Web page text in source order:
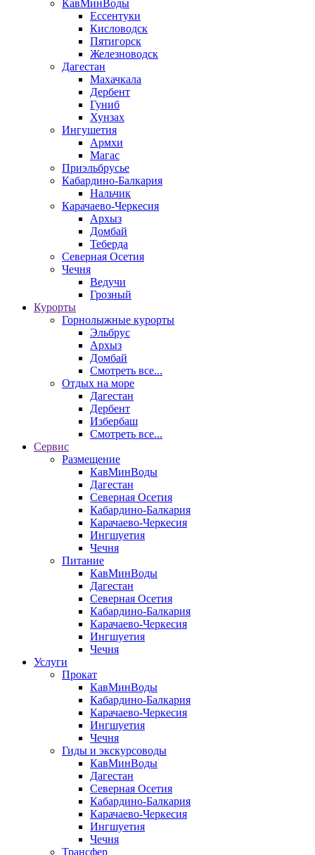
КавМинВоды
Ессентуки
Кисловодск
Пятигорск
Железноводск
Дагестан
Махачкала
Дербент
Гуниб
Хунзах
Ингушетия
Армхи
Магас
Приэльбрусье
Кабардино-Балкария
Нальчик
Карачаево-Черкесия
Архыз
Домбай
Теберда
Северная Осетия
Чечня
Ведучи
Грозный
Курорты
Горнолыжные курорты
Эльбрус
Архыз
Домбай
Смотреть все...
Отдых на море
Дагестан
Дербент
Избербаш
Смотреть все...
Сервис
Размещение
КавМинВоды
Дагестан
Северная Осетия
Кабардино-Балкария
Карачаево-Черкесия
Ингшуетия
Чечня
Питание
КавМинВоды
Дагестан
Северная Осетия
Кабардино-Балкария
Карачаево-Черкесия
Ингшуетия
Чечня
Услуги
Прокат
КавМинВоды
Кабардино-Балкария
Карачаево-Черкесия
Ингшуетия
Чечня
Гиды и экскурсоводы
КавМинВоды
Дагестан
Северная Осетия
Кабардино-Балкария
Карачаево-Черкесия
Ингшуетия
Чечня
Трансфер